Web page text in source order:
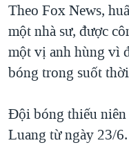
Theo Fox News,
một nhà sư, được
một vị anh hùng vì
bóng trong suốt
Đội bóng thiếu
Luang từ ngày 23/